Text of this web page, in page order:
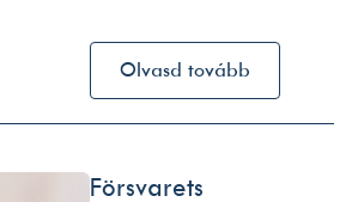
Olvasd tovább
Försvarets